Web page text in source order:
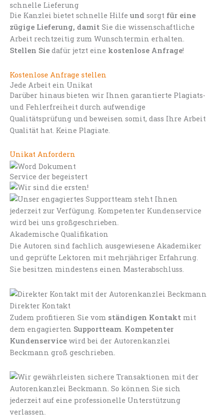
schnelle Lieferung
Die Kanzlei bietet schnelle Hilfe und sorgt für eine
zügige Lieferung, damit Sie die wissenschaftliche
Arbeit rechtzeitig zum Wunschtermin erhalten.
Stellen Sie dafür jetzt eine kostenlose Anfrage!
Kostenlose Anfrage stellen
Jede Arbeit ein Unikat
Darüber hinaus bieten wir Ihnen garantierte Plagiats-
und Fehlerfreiheit durch aufwendige
Qualitätsprüfung und beweisen somit, dass Ihre Arbeit
Qualität hat. Keine Plagiate.
Unikat Anfordern
Service der begeistert
Akademische Qualifikation
Die Autoren sind fachlich ausgewiesene Akademiker
und geprüfte Lektoren mit mehrjähriger Erfahrung.
Sie besitzen mindestens einen Masterabschluss.
Direkter Kontakt
Zudem profitieren Sie vom ständigen Kontakt mit
dem engagierten Supportteam. Kompetenter
Kundenservice wird bei der Autorenkanzlei
Beckmann groß geschrieben.